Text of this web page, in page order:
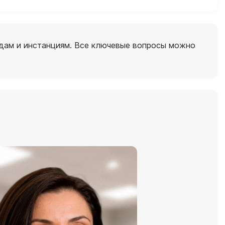
и инстанциям. Все ключевые вопросы можно